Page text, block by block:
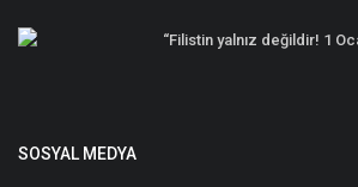
“Filistin yalnız değildir! 1
SOSYAL MEDYA